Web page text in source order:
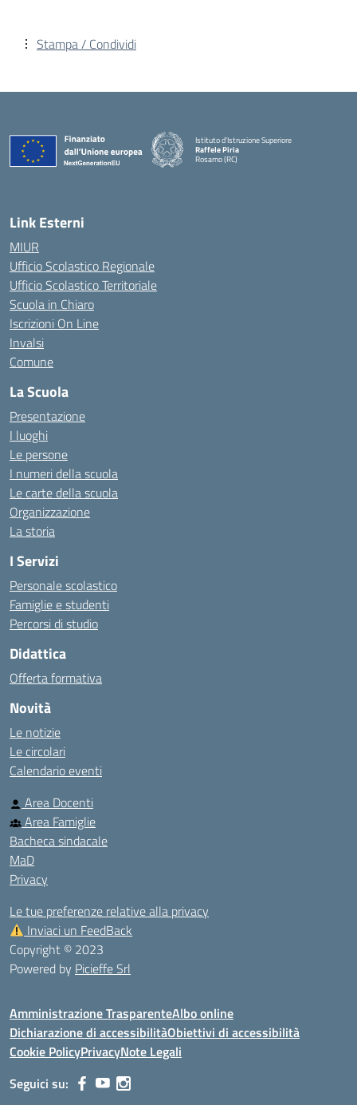
Stampa / Condividi
Istituto d'Istruzione Superiore
Raffele Piria
Rosarno (RC)
Link Esterni
MIUR
Ufficio Scolastico Regionale
Ufficio Scolastico Territoriale
Scuola in Chiaro
Iscrizioni On Line
Invalsi
Comune
La Scuola
Presentazione
I luoghi
Le persone
I numeri della scuola
Le carte della scuola
Organizzazione
La storia
I Servizi
Personale scolastico
Famiglie e studenti
Percorsi di studio
Didattica
Offerta formativa
Novità
Le notizie
Le circolari
Calendario eventi
Area Docenti
Area Famiglie
Bacheca sindacale
MaD
Privacy
Le tue preferenze relative alla privacy
Inviaci un FeedBack
Copyright © 2023
Powered by Picieffe Srl
Amministrazione TrasparenteAlbo online
Dichiarazione di accessibilitàObiettivi di accessibilità
Cookie PolicyPrivacyNote Legali
Seguici su: